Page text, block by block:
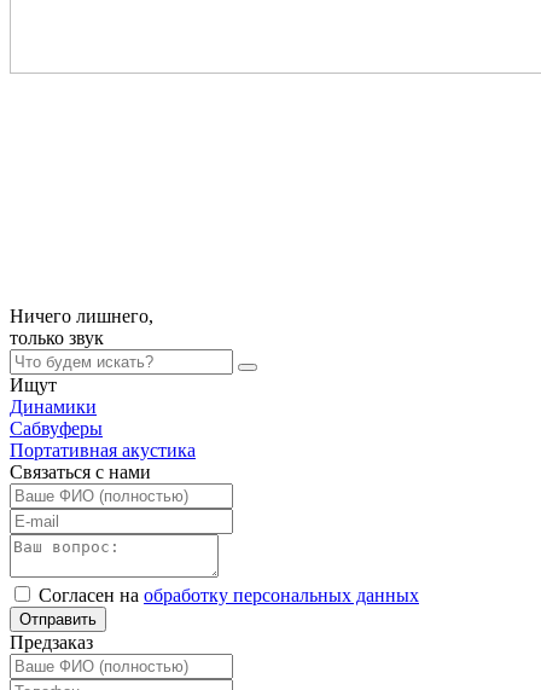
Ничего лишнего,
только звук
Ищут
Динамики
Сабвуферы
Портативная акустика
Связаться с нами
Согласен на обработку персональных данных
Отправить
Предзаказ